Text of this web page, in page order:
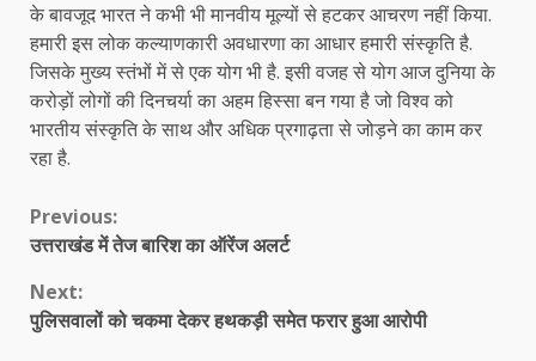
के बावजूद भारत ने कभी भी मानवीय मूल्यों से हटकर आचरण नहीं किया.
हमारी इस लोक कल्याणकारी अवधारणा का आधार हमारी संस्कृति है.
जिसके मुख्य स्तंभों में से एक योग भी है. इसी वजह से योग आज दुनिया के
करोड़ों लोगों की दिनचर्या का अहम हिस्सा बन गया है जो विश्व को
भारतीय संस्कृति के साथ और अधिक प्रगाढ़ता से जोड़ने का काम कर
रहा है.
Continue
Previous:
उत्तराखंड में तेज बारिश का ऑरेंज अलर्ट
Next:
पुलिसवालों को चकमा देकर हथकड़ी समेत फरार हुआ आरोपी